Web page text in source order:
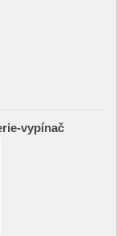
vypínač